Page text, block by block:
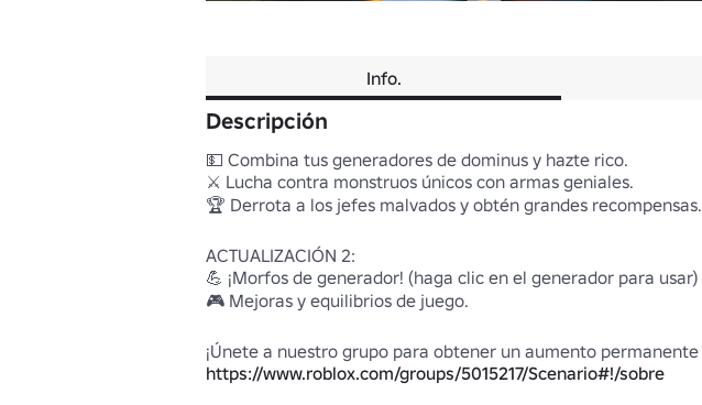
Info.
Descripción
💵 Combina tus generadores de dominus y hazte rico.
⚔️ Lucha contra monstruos únicos con armas geniales.
🏆 Derrota a los jefes malvados y obtén grandes recompensas.
ACTUALIZACIÓN 2:
💪 ¡Morfos de generador! (haga clic en el generador para usar)
🎮 Mejoras y equilibrios de juego.
https://www.roblox.com/groups/5015217/Scenario#!/sobre